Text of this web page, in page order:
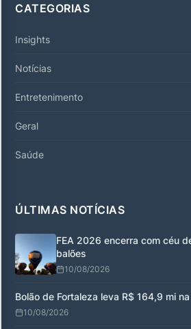
CATEGORIAS
Insights
Notícias
Entretenimento
Geral
Saúde
ÚLTIMAS NOTÍCIAS
FEA 2026 encerra com céu
balões
10/08/2026
Bolão de Fortaleza leva R$ 164,9 mi
10/08/2026